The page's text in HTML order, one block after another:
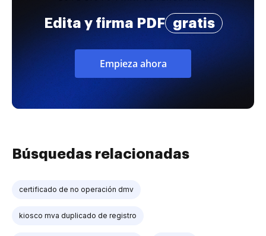
Edita y firma PDF gratis
Empieza ahora
Búsquedas relacionadas
certificado de no operación dmv
kiosco mva duplicado de registro